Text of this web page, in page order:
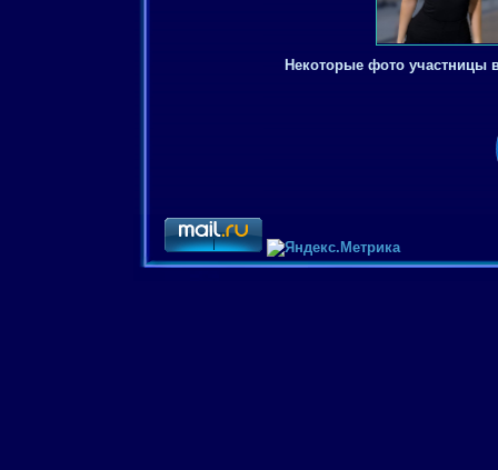
Некоторые фото участницы